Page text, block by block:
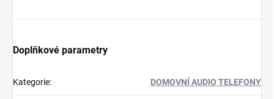
Doplňkové parametry
Kategorie: DOMOVNÍ AUDIO TELEFONY